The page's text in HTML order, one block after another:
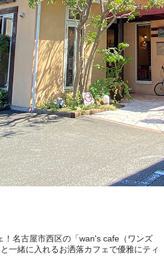
！名古屋市西区の「wan's cafe（ワンズ
一緒に入れるお洒落カフェで優雅にティ